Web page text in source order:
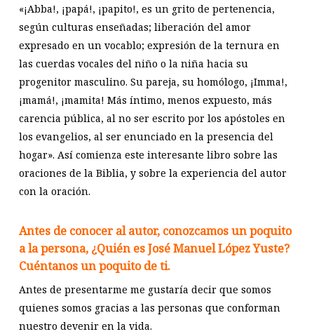
«¡Abba!, ¡papá!, ¡papito!, es un grito de pertenencia,
según culturas enseñadas; liberación del amor
expresado en un vocablo; expresión de la ternura en
las cuerdas vocales del niño o la niña hacia su
progenitor masculino. Su pareja, su homólogo, ¡Imma!,
¡mamá!, ¡mamita! Más íntimo, menos expuesto, más
carencia pública, al no ser escrito por los apóstoles en
los evangelios, al ser enunciado en la presencia del
hogar». Así comienza este interesante libro sobre las
oraciones de la Biblia, y sobre la experiencia del autor
con la oración.
Antes de conocer al autor, conozcamos un poquito
a la persona, ¿Quién es José Manuel López Yuste?
Cuéntanos un poquito de ti.
Antes de presentarme me gustaría decir que somos
quienes somos gracias a las personas que conforman
nuestro devenir en la vida.